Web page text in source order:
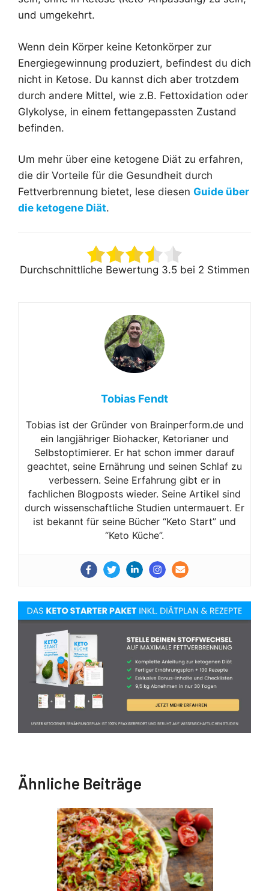
und umgekehrt.
Wenn dein Körper keine Ketonkörper zur
Energiegewinnung produziert, befindest du dich
nicht in Ketose. Du kannst dich aber trotzdem
durch andere Mittel, wie z.B. Fettoxidation oder
Glykolyse, in einem fettangepassten Zustand
befinden.
Um mehr über eine ketogene Diät zu erfahren,
die dir Vorteile für die Gesundheit durch
Fettverbrennung bietet, lese diesen Guide über
die ketogene Diät.
Durchschnittliche Bewertung 3.5bei 2 Stimmen
Tobias Fendt
Tobias ist der Gründer von Brainperform.de und
ein langjähriger Biohacker, Ketorianer und
Selbstoptimierer. Er hat schon immer darauf
geachtet, seine Ernährung und seinen Schlaf zu
verbessern. Seine Erfahrung gibt er in
fachlichen Blogposts wieder. Seine Artikel sind
durch wissenschaftliche Studien untermauert. Er
ist bekannt für seine Bücher “Keto Start” und
“Keto Küche”.
Ähnliche Beiträge